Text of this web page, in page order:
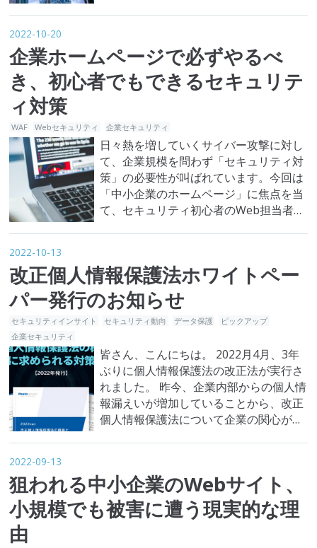
によるウクライナ侵攻などに伴い、サイ
バー攻撃の数は増加した、というのが一
般的な見方でしょう。…
2022-10-20
企業ホームページで必ずやるべ
き、初心者でもできるセキュリテ
ィ対策
WAF Webセキュリティ 企業セキュリティ
日々熱を増していくサイバー攻撃に対し
て、企業規模を問わず「セキュリティ対
策」の必要性が叫ばれています。今回は
「中小企業のホームページ」に焦点を当
て、セキュリティ初心者のWeb担当者で
き？ この記事をご覧の方の中に「サイバ
ー攻撃は大企業が被害に遭うもの」「う
ちみたいな小さな企業のホームページ…
2022-10-13
改正個人情報保護法ホワイトペー
パー発行のお知らせ
セキュリティインサイト セキュリティ動向 データ保護
ピックアップ
企業セキュリティ
皆さん、こんにちは。 2022月4月、3年
ぶりに個人情報保護法の改正法が実行さ
れました。 昨今、企業内部からの個人情
報漏えいが増加していることから、改正
個人情報保護法について企業の関心が高
て悩んでいる方も多いのではないでしょ
うか。 ということで、ペンタセキュリテ
ィでは、改正個人情報保護法に関…
2022-09-13
狙われる中小企業のWebサイト、
小規模でも被害に遭う現実的な理
由